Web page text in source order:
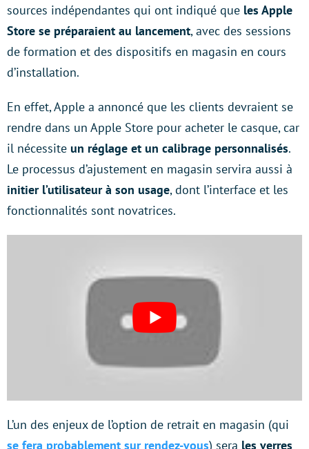
sources indépendantes qui ont indiqué que les Apple
Store se préparaient au lancement, avec des sessions
de formation et des dispositifs en magasin en cours
d’installation.
En effet, Apple a annoncé que les clients devraient se
rendre dans un Apple Store pour acheter le casque, car
il nécessite un réglage et un calibrage personnalisés.
Le processus d’ajustement en magasin servira aussi à
initier l’utilisateur à son usage, dont l’interface et les
fonctionnalités sont novatrices.
L’un des enjeux de l’option de retrait en magasin (qui
se fera probablement sur rendez-vous) sera les verres